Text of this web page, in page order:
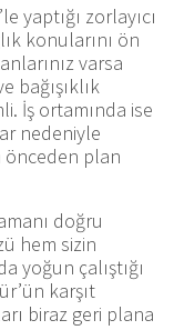
yaptığı zorlayıcı
konularını ön
varsa
bağışıklık
İş ortamında ise
nedeniyle
önceden plan
doğru
hem sizin
yoğun çalıştığı
karşıt
biraz geri plana